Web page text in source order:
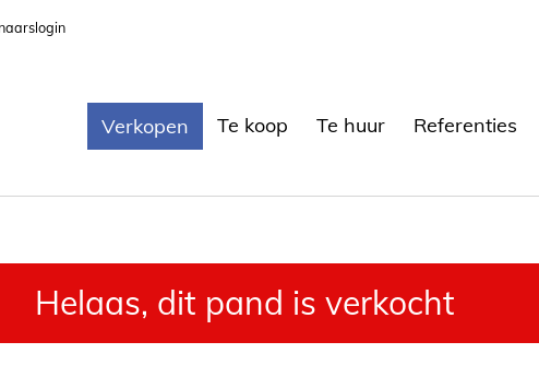
Verkopen Te koop Te huur Referenties
Helaas, dit pand is verkocht